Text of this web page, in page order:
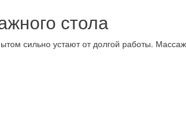
стола
сильно устают от долгой работы.